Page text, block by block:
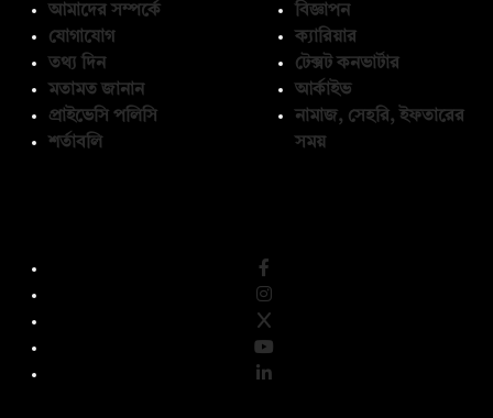
আমাদের সম্পর্কে
যোগাযোগ
তথ্য দিন
মতামত জানান
প্রাইভেসি পলিসি
শর্তাবলি
বিজ্ঞাপন
ক্যারিয়ার
টেক্সট কনভার্টার
আর্কাইভ
নামাজ, সেহরি, ইফতারের
সময়